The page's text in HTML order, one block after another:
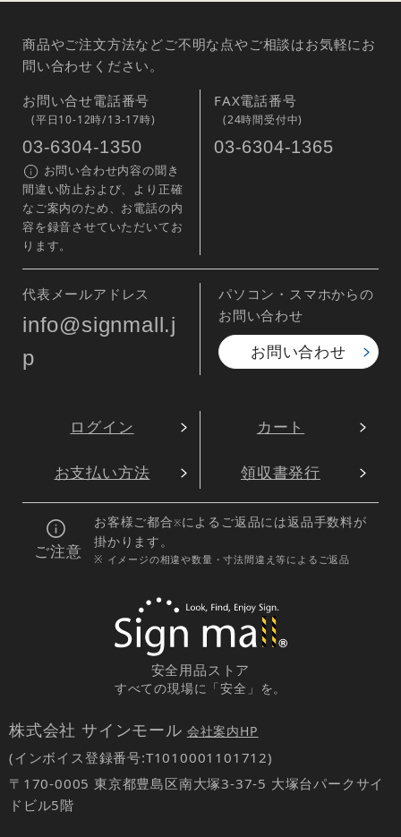
商品やご注文方法などご不明な点やご相談はお気軽にお
問い合わせください。
お問い合せ電話番号
(平日10-12時/13-17時)
03-6304-1350
お問い合わせ内容の聞き
間違い防止および、より正確
なご案内のため、お電話の内
容を録音させていただいてお
ります。
FAX電話番号
(24時間受付中)
03-6304-1365
代表メールアドレス
info@signmall.j
p
パソコン・スマホからの
お問い合わせ
お問い合わせ
ログイン カート
お支払い方法 領収書発行
ご注意
お客様ご都合※によるご返品には返品手数料が
掛かります。
※ イメージの相違や数量・寸法間違え等によるご返品
安全用品ストア
すべての現場に「安全」を。
株式会社 サインモール 会社案内HP
(インボイス登録番号:T1010001101712)
〒170-0005 東京都豊島区南大塚3-37-5 大塚台パークサイ
ドビル5階